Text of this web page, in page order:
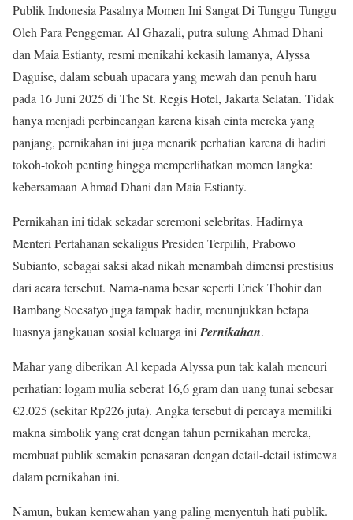
Publik Indonesia Pasalnya Momen Ini Sangat Di Tunggu Tunggu
Oleh Para Penggemar. Al Ghazali, putra sulung Ahmad Dhani
dan Maia Estianty, resmi menikahi kekasih lamanya, Alyssa
Daguise, dalam sebuah upacara yang mewah dan penuh haru
pada 16 Juni 2025 di The St. Regis Hotel, Jakarta Selatan. Tidak
hanya menjadi perbincangan karena kisah cinta mereka yang
panjang, pernikahan ini juga menarik perhatian karena di hadiri
tokoh-tokoh penting hingga memperlihatkan momen langka:
kebersamaan Ahmad Dhani dan Maia Estianty.
Pernikahan ini tidak sekadar seremoni selebritas. Hadirnya
Menteri Pertahanan sekaligus Presiden Terpilih, Prabowo
Subianto, sebagai saksi akad nikah menambah dimensi prestisius
dari acara tersebut. Nama-nama besar seperti Erick Thohir dan
Bambang Soesatyo juga tampak hadir, menunjukkan betapa
luasnya jangkauan sosial keluarga iniPernikahan.
Mahar yang diberikan Al kepada Alyssa pun tak kalah mencuri
perhatian: logam mulia seberat 16,6 gram dan uang tunai sebesar
€2.025 (sekitar Rp226 juta). Angka tersebut di percaya memiliki
makna simbolik yang erat dengan tahun pernikahan mereka,
membuat publik semakin penasaran dengan detail-detail istimewa
dalam pernikahan ini.
Namun, bukan kemewahan yang paling menyentuh hati publik.